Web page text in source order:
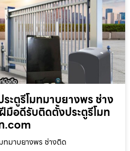
ะตูรีโมทมาบยางพร ช่าง
มือดีรับติดตั้งประตูรีโมท
.com
ทมาบยางพร ช่างติด